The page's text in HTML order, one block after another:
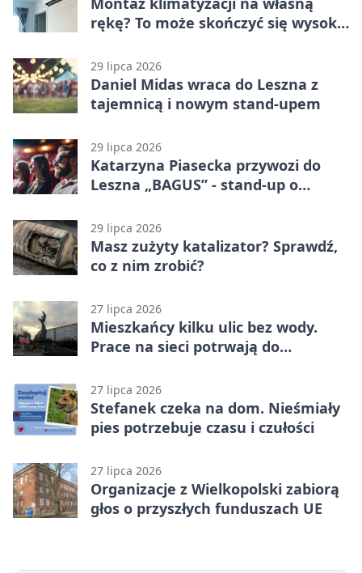
rękę? To może skończyć się wysoką
29 lipca 2026
Daniel Midas wraca do Leszna z
tajemnicą i nowym stand-upem
29 lipca 2026
Katarzyna Piasecka przywozi do
Leszna „BAGUS” - stand-up o
29 lipca 2026
Masz zużyty katalizator? Sprawdź,
co z nim zrobić?
27 lipca 2026
Mieszkańcy kilku ulic bez wody.
Prace na sieci potrwają do
27 lipca 2026
Stefanek czeka na dom. Nieśmiały
pies potrzebuje czasu i czułości
27 lipca 2026
Organizacje z Wielkopolski zabiorą
głos o przyszłych funduszach UE